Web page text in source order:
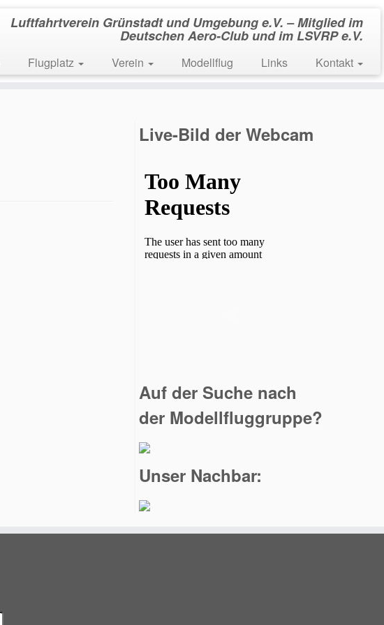
Luftfahrtverein Grünstadt und Umgebung e.V. – Mitglied im
Deutschen Aero-Club und im LSVRP e.V.
Flugplatz Verein Modellflug Links Kontakt
Live-Bild der Webcam
Auf der Suche nach
der Modellfluggruppe?
Unser Nachbar: